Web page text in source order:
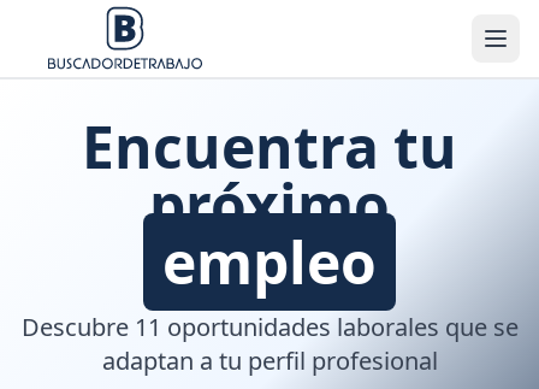
Encuentra tu
próximo
empleo
Descubre 11 oportunidades laborales que se
adaptan a tu perfil profesional